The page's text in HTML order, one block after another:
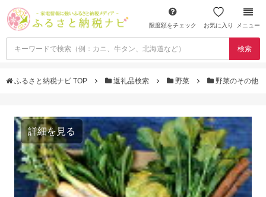
限度額をチェック お気に入り メニュー
検索
ふるさと納税ナビ TOP 返礼品検索 野菜 野菜のその他
詳細を見る